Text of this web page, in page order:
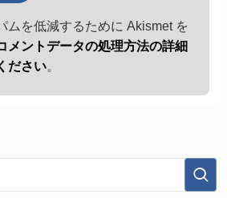
ムを低減するために Akismet を
メントデータの処理方法の詳細
ださい。